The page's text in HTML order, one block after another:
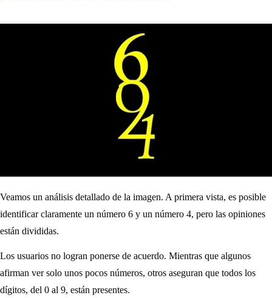
Veamos un análisis detallado de la imagen. A primera vista, es posible
identificar claramente un número 6 y un número 4, pero las opiniones
están divididas.
Los usuarios no logran ponerse de acuerdo. Mientras que algunos
afirman ver solo unos pocos números, otros aseguran que todos los
dígitos, del 0 al 9, están presentes.